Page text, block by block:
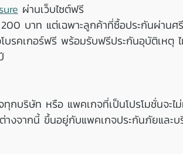
ผ่านเว็บไซต์ฟรี
บาท แต่เฉพาะลูกค้าที่ซื้อประกันผ่านศ
รคเกอร์ฟรี พร้อมรับฟรีประกันอุบัติเหตุ
กบริษัท หรือ แพคเกจที่เป็นโปรโมชั่นจะไ
งจากนี้ ขึ้นอยู่กับแพคเกจประกันภัยและ